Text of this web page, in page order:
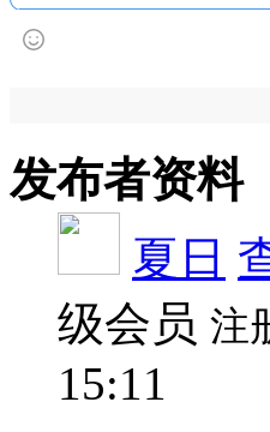
发布者资料
夏日
级会员 注
15:11